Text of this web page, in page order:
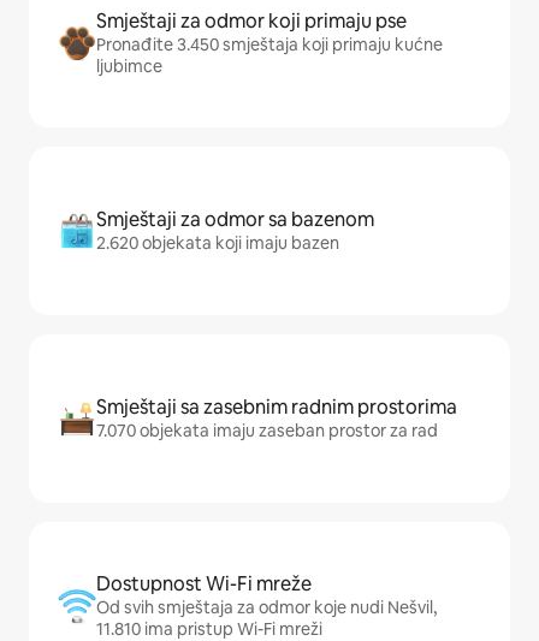
Smještaji za odmor koji primaju pse
Pronađite 3.450 smještaja koji primaju kućne
ljubimce
Smještaji za odmor sa bazenom
2.620 objekata koji imaju bazen
Smještaji sa zasebnim radnim prostorima
7.070 objekata imaju zaseban prostor za rad
Dostupnost Wi-Fi mreže
Od svih smještaja za odmor koje nudi Nešvil,
11.810 ima pristup Wi-Fi mreži